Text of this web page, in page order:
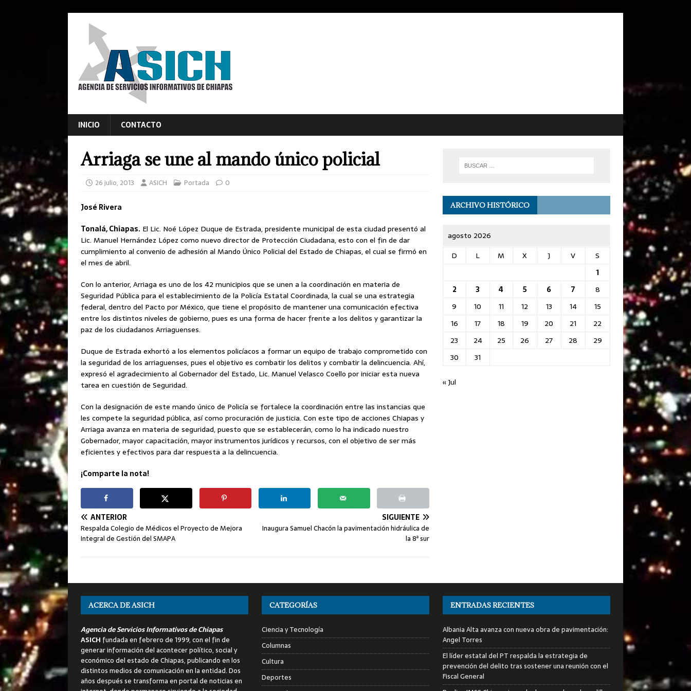
INICIO CONTACTO
Arriaga se une al mando único policial
26 julio, 2013 ASICH Portada 0
José Rivera
Tonalá, Chiapas. El Lic. Noé López Duque de Estrada, presidente municipal de esta ciudad presentó al
Lic. Manuel Hernández López como nuevo director de Protección Ciudadana, esto con el fin de dar
cumplimiento al convenio de adhesión al Mando Único Policial del Estado de Chiapas, el cual se firmó en
el mes de abril.
Con lo anterior, Arriaga es uno de los 42 municipios que se unen a la coordinación en materia de
Seguridad Pública para el establecimiento de la Policía Estatal Coordinada, la cual se una estrategia
federal, dentro del Pacto por México, que tiene el propósito de mantener una comunicación efectiva
entre los distintos niveles de gobierno, pues es una forma de hacer frente a los delitos y garantizar la
paz de los ciudadanos Arriaguenses.
Duque de Estrada exhortó a los elementos policíacos a formar un equipo de trabajo comprometido con
la seguridad de los arriaguenses, pues el objetivo es combatir los delitos y combatir la delincuencia. Ahí,
expresó el agradecimiento al Gobernador del Estado, Lic. Manuel Velasco Coello por iniciar esta nueva
tarea en cuestión de Seguridad.
Con la designación de este mando único de Policía se fortalece la coordinación entre las instancias que
les compete la seguridad pública, así como procuración de justicia. Con este tipo de acciones Chiapas y
Arriaga avanza en materia de seguridad, puesto que se establecerán, como lo ha indicado nuestro
Gobernador, mayor capacitación, mayor instrumentos jurídicos y recursos, con el objetivo de ser más
eficientes y efectivos para dar respuesta a la delincuencia.
¡Comparte la nota!
ANTERIOR
Respalda Colegio de Médicos el Proyecto de Mejora
Integral de Gestión del SMAPA
SIGUIENTE
Inaugura Samuel Chacón la pavimentación hidráulica de
la 8ª sur
ARCHIVO HISTÓRICO
agosto 2026
D
L M X J V
S
1
2
3 4 5 6 7
8
9
10 11 12 13 14
15
16
17 18 19 20 21
22
23
24 25 26 27 28
29
30
31
« Jul
ACERCA DE ASICH
Agencia de Servicios Informativos de Chiapas
ASICH fundada en febrero de 1999, con el fin de
generar información del acontecer político, social y
económico del estado de Chiapas, publicando en los
distintos medios de comunicación en la entidad. Dos
años después se transforma en portal de noticias en
CATEGORÍAS
Ciencia y Tecnología
Columnas
Cultura
Deportes
ENTRADAS RECIENTES
Albania Alta avanza con nueva obra de pavimentación:
Angel Torres
El líder estatal del PT respalda la estrategia de
prevención del delito tras sostener una reunión con el
Fiscal General